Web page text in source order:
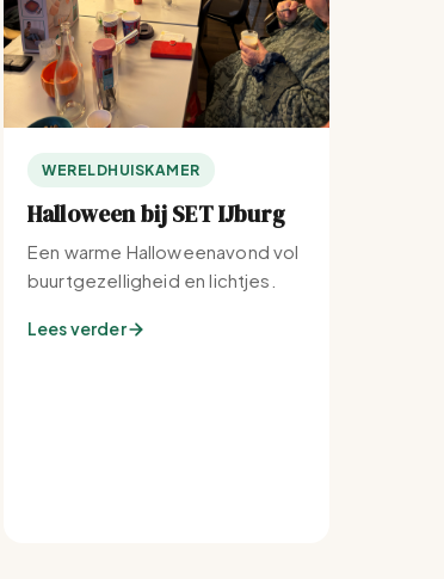
WERELDHUISKAMER
Halloween bij SET IJburg
Een warme Halloweenavond vol
buurtgezelligheid en lichtjes.
Lees verder